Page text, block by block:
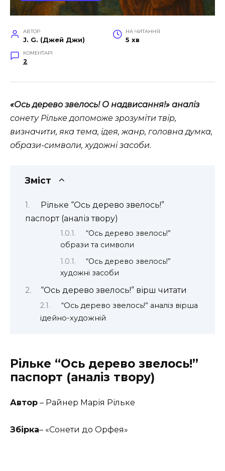
АВТОР
J. G. (Джей Джи)
НА ЧИТАННЯ
5 хв
КОМЕНТАРІ
2
«Ось дерево звелось! О надвисання!» аналіз
сонету Рільке допоможе зрозуміти твір,
визначити, яка тема, ідея, жанр, головна думка,
образи-символи, художні засоби.
Зміст
Рільке “Ось дерево звелось!”
паспорт (аналіз твору)
“Ось дерево звелось!”
образи та символи
“Ось дерево звелось!”
художні засоби
“Ось дерево звелось!” вірш читати
“Ось дерево звелось!” аналіз вірша
ідейно-художній
Рільке “Ось дерево звелось!”
паспорт (аналіз твору)
Автор – Райнер Марія Рільке
Збірка– «Сонети до Орфея»